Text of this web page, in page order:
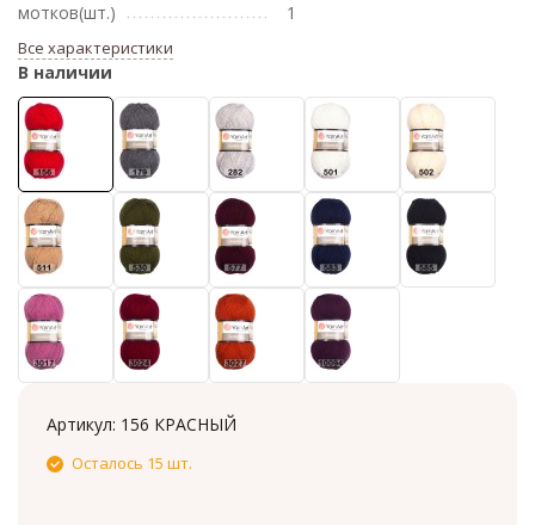
мотков(шт.)
1
Все характеристики
В наличии
Артикул: 156 КРАСНЫЙ
Осталось 15 шт.